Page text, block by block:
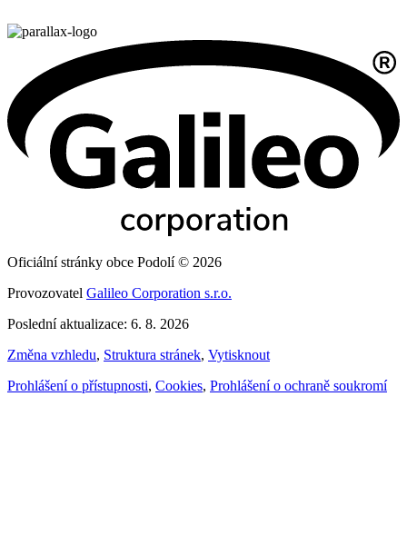
Oficiální stránky obce Podolí © 2026
Provozovatel Galileo Corporation s.r.o.
Poslední aktualizace: 6. 8. 2026
Změna vzhledu, Struktura stránek, Vytisknout
Prohlášení o přístupnosti, Cookies, Prohlášení o ochraně soukromí